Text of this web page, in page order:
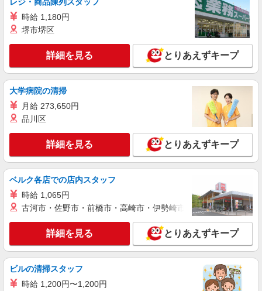
可能（規程有）★ ゜・。○。・゜+゜・。○。・゜
詳細を見る
紹介予定派遣
【UQモバイル】人気機種に詳しくなれる携帯
販売
時給1400〜1600円（経験・能力による） ※残
業代支給 ★交通費別途支給（規定あり） ゜
+゜・。○。・゜+゜・。○。・゜+゜ 入社祝い金10
有）★ ゜・。○。・゜+゜・。○。・゜+゜
キープ 詳細を見る
紹介予定派遣
株式会社シエロ
【au】人気機種に詳しくなれる携帯販売
時給1400〜1600円（経験・能力による） ※残
業代支給 ★交通費別途支給（規定あり） ゜
+゜・。○。・゜+゜・。○。・゜+゜ 入社祝い金10
万円支給(規定有) お友達を紹介頂くと, インセンテ
ィブ支給(規定有) ★月2回払い・週払い可能（規程
有）★ ゜・。○。・゜+゜・。○。・゜+゜
愛知県稲沢市の携帯ショップ
キープ 詳細を見る
派遣社員
時給 1,180円
堺市堺区
詳細を見る とりあえずキープ
大学病院の清掃
月給 273,650円
品川区
詳細を見る とりあえずキープ
ベルク各店での店内スタッフ
時給 1,065円
古河市・佐野市・前橋市・高崎市・伊勢崎市・太田市・館林市
詳細を見る とりあえずキープ
ビルの清掃スタッフ
時給 1,200円〜1,200円